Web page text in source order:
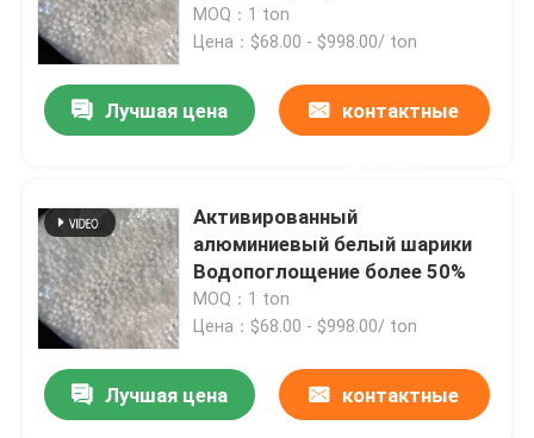
MOQ：1 ton
Цена：$68.00 - $998.00/ ton
Лучшая цена контактные
Активированный
алюминиевый белый шарики
Водопоглощение более 50%
MOQ：1 ton
Цена：$68.00 - $998.00/ ton
Лучшая цена контактные